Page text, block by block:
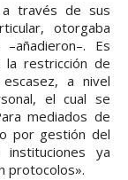
a través de sus
otorgaba
Es
restricción de
a nivel
el cual se
mediados de
por gestión del
ya
protocolos».